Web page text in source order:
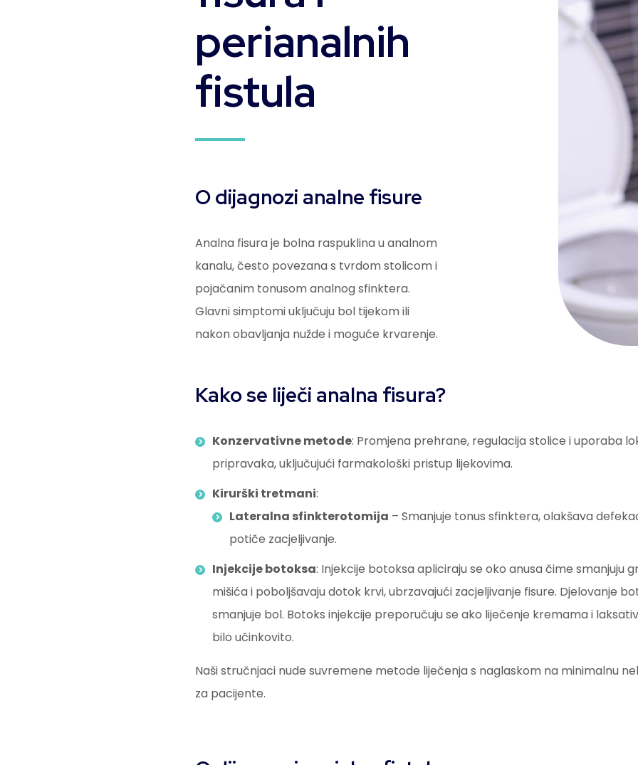
perianalnih
fistula
O dijagnozi analne fisure
Analna fisura je bolna raspuklina u analnom
kanalu, često povezana s tvrdom stolicom i
pojačanim tonusom analnog sfinktera.
Glavni simptomi uključuju bol tijekom ili
nakon obavljanja nužde i moguće krvarenje.
Kako se liječi analna fisura?
Konzervativne metode: Promjena prehrane, regulacija stolice i uporaba
pripravaka, uključujući farmakološki pristup lijekovima.
Kirurški tretmani:
Lateralna sfinkterotomija – Smanjuje tonus sfinktera, olakšava
potiče zacjeljivanje.
Injekcije botoksa: Injekcije botoksa apliciraju se oko anusa čime smanjuju
mišića i poboljšavaju dotok krvi, ubrzavajući zacjeljivanje fisure. Djelovanje
smanjuje bol. Botoks injekcije preporučuju se ako liječenje kremama i
bilo učinkovito.
Naši stručnjaci nude suvremene metode liječenja s naglaskom na minimalnu
za pacijente.